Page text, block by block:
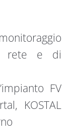
rete e di
FV
KOSTAL